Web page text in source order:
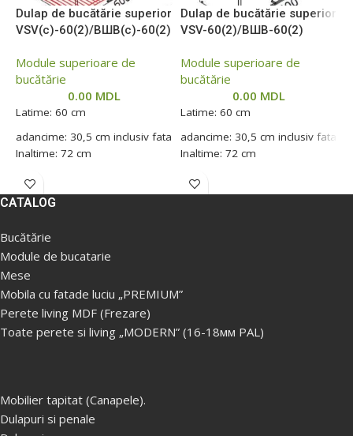
Dulap de bucătărie superior
VSV(c)-60(2)/ВШВ(c)-60(2)
Module superioare de
bucătărie
0.00 MDL
Latime: 60 cm
adancime: 30,5 cm inclusiv fata
Inaltime: 72 cm
Dulap de bucătărie superior
VSV-60(2)/ВШВ-60(2)
Module superioare de
bucătărie
0.00 MDL
Latime: 60 cm
adancime: 30,5 cm inclusiv fata
Inaltime: 72 cm
CATALOG
Bucătărie
Module de bucatarie
Mese
Mobila cu fatade luciu „PREMIUM”
Perete living MDF (Frezare)
Toate perete si living „MODERN” (16-18мм PAL)
Mobilier tapitat (Canapele).
Dulapuri si penale